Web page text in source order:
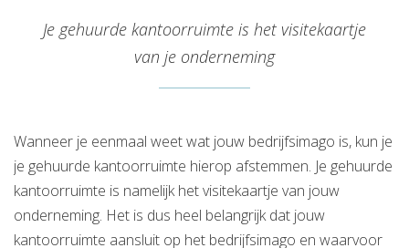
Je gehuurde kantoorruimte is het visitekaartje
van je onderneming
Wanneer je eenmaal weet wat jouw bedrijfsimago is, kun je
je gehuurde kantoorruimte hierop afstemmen. Je gehuurde
kantoorruimte is namelijk het visitekaartje van jouw
onderneming. Het is dus heel belangrijk dat jouw
kantoorruimte aansluit op het bedrijfsimago en waarvoor